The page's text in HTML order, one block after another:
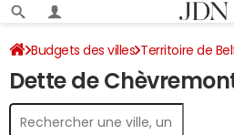
Budgets des villes Territoire de
Dette au 31/12/2024
Dette de